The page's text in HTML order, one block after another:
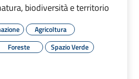
biodiversità e territorio
Agricoltura
Foreste
Spazio Verde